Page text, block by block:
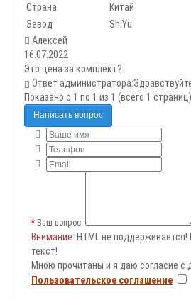
Страна
Китай
Завод
ShiYu
Алексей
16.07.2022
Это цена за комплект?
Ответ администратора:
Показано с 1 по 1 из 1 (всего 1 страниц)
Написать вопрос
Ваш вопрос:
Внимание: HTML не
текст!
Мною прочитаны и я даю согласие с
Пользовательское соглашение